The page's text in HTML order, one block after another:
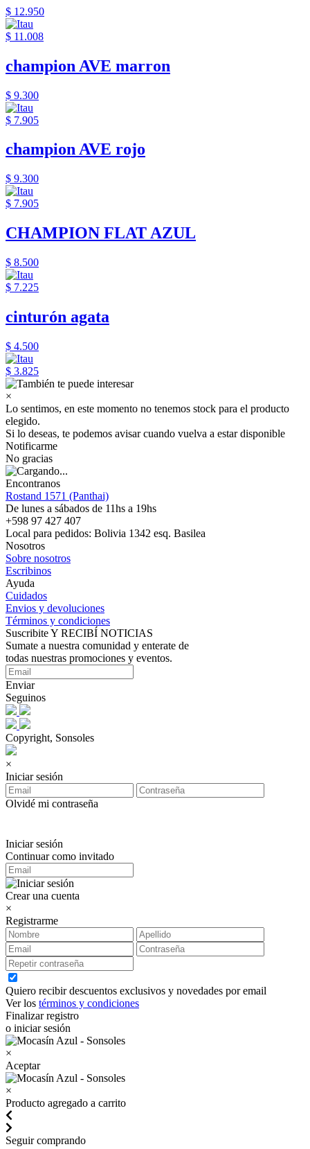
$ 12.950
$ 11.008
champion AVE marron
$ 9.300
$ 7.905
champion AVE rojo
$ 9.300
$ 7.905
CHAMPION FLAT AZUL
$ 8.500
$ 7.225
cinturón agata
$ 4.500
$ 3.825
×
Lo sentimos, en este momento no tenemos stock para el producto
elegido.
Si lo deseas, te podemos avisar cuando vuelva a estar disponible
Notificarme
No gracias
Encontranos
Rostand 1571 (Panthai)
De lunes a sábados de 11hs a 19hs
+598 97 427 407
Local para pedidos: Bolivia 1342 esq. Basilea
Nosotros
Sobre nosotros
Escribinos
Ayuda
Cuidados
Envios y devoluciones
Términos y condiciones
Suscribite Y RECIBÍ NOTICIAS
Sumate a nuestra comunidad y enterate de
todas nuestras promociones y eventos.
Enviar
Seguinos
Copyright, Sonsoles
×
Iniciar sesión
Olvidé mi contraseña
Iniciar sesión
Continuar como invitado
Crear una cuenta
×
Registrarme
Quiero recibir descuentos exclusivos y novedades por email
Ver los términos y condiciones
Finalizar registro
o iniciar sesión
×
Aceptar
×
Producto agregado a carrito
Seguir comprando